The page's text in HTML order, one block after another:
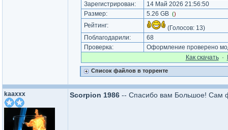
Зарегистрирован:
14 Май 2026 21:56:50
Размер:
5.26 GB ()
Рейтинг: (Голосов: 13)
Поблагодарили:
68
Проверка:
Оформление проверено
Как cкачать·
Список файлов в торренте
kaaxxx Scorpion 1986 -- Спасибо вам Большое! Сам